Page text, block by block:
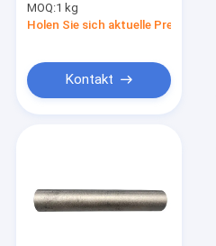
MOQ:1 kg
Holen Sie sich aktuelle Preis
Kontakt